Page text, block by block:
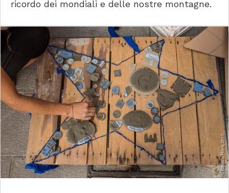
ricordo dei mondiali e delle nostre montagne.